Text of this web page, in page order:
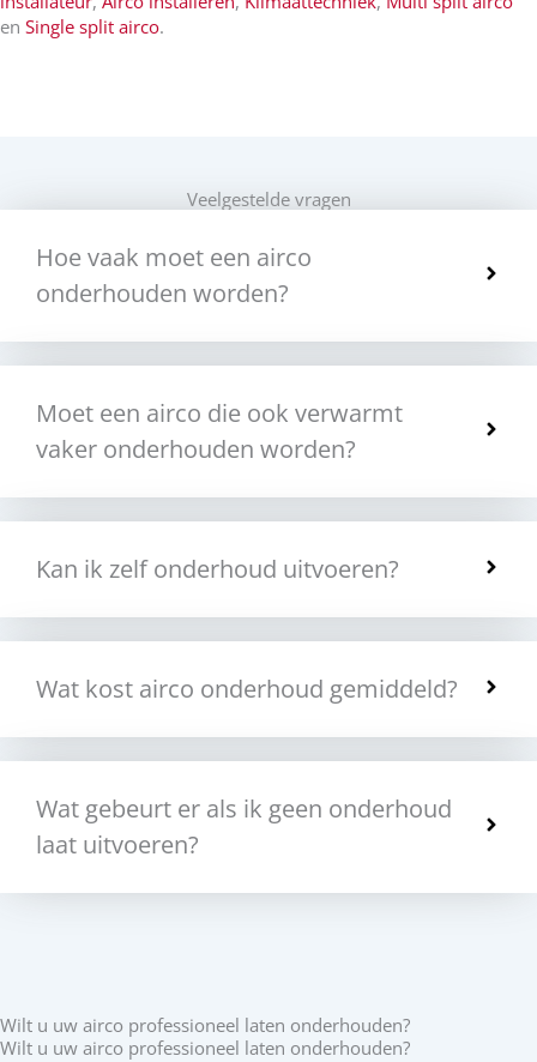
en Single split airco.
Veelgestelde vragen
Hoe vaak moet een airco
onderhouden worden?
Moet een airco die ook verwarmt
vaker onderhouden worden?
Kan ik zelf onderhoud uitvoeren?
Wat kost airco onderhoud gemiddeld?
Wat gebeurt er als ik geen onderhoud
laat uitvoeren?
Wilt u uw airco professioneel laten onderhouden?
Wilt u uw airco professioneel laten onderhouden?